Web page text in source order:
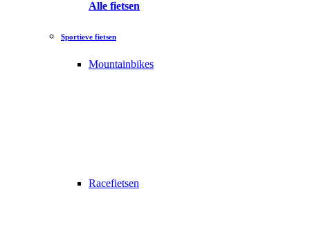
Alle fietsen
Sportieve fietsen
Mountainbikes
Racefietsen